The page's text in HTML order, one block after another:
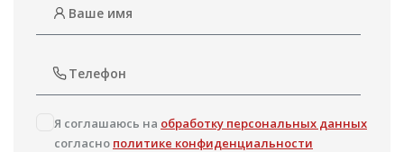
Я соглашаюсь на обработку персональных данных
согласно политике конфиденциальности